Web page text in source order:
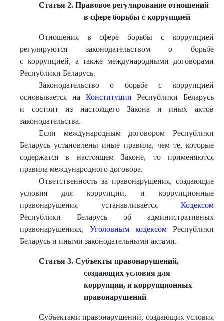
Статья 2. Правовое регулирование отношений
в сфере борьбы с коррупцией
Отношения в сфере борьбы с коррупцией
регулируются законодательством о борьбе
с коррупцией, а также международными договорами
Республики Беларусь.
Законодательство о борьбе с коррупцией
основывается на Конституции Республики Беларусь
и состоит из настоящего Закона и иных актов
законодательства.
Если международным договором Республики
Беларусь установлены иные правила, чем те, которые
содержатся в настоящем Законе, то применяются
правила международного договора.
Ответственность за правонарушения, создающие
условия для коррупции, и коррупционные
правонарушения устанавливается Кодексом
Республики Беларусь об административных
правонарушениях, Уголовным кодексом Республики
Беларусь и иными законодательными актами.
Статья 3. Субъекты правонарушений,
создающих условия для
коррупции, и коррупционных
правонарушений
Субъектами правонарушений, создающих условия